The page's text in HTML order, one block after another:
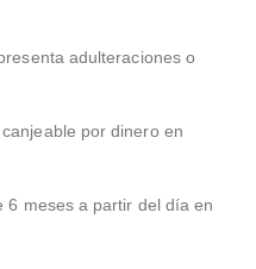
adulteraciones o
por dinero en
6 meses a partir del día en